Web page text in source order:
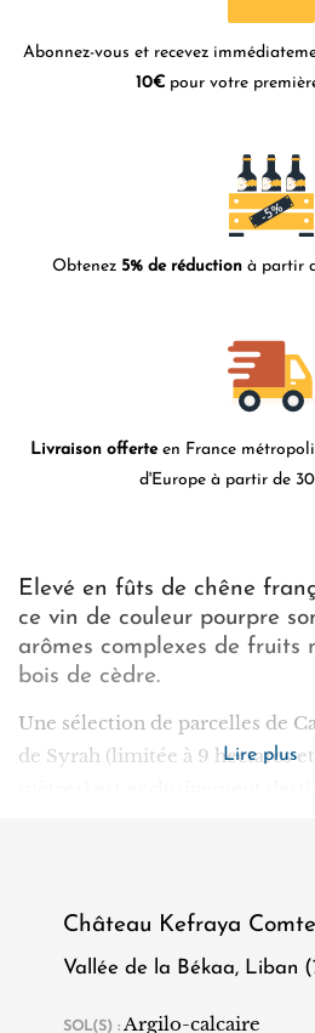
Abonnez-vous et recevez
10€ pour votre
Obtenez 5% de réduction à partir
Livraison offerteen France
d'Europe à partir de
Elevé en fûts de chêne
ce vin de couleur pourpre
arômes complexes de fruits
bois de cèdre.
Une sélection de parcelles de
de Syrah (limitée à 9 hectares
nez, l'expression devient
des accents de cuir, de cigare,
ajoutant une dimension
complexité aromatique du vin.
Lire plus
Château Kefraya
Vallée de la Békaa, Liban
SOL(S) : Argilo-calcaire